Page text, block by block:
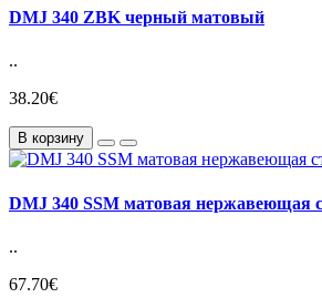
DMJ 340 ZBK черный матовый
..
38.20€
В корзину
DMJ 340 SSM матовая нержавеющая
..
67.70€